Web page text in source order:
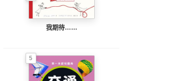
我期待……
5